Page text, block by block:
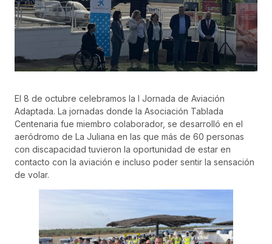
El 8 de octubre celebramos la I Jornada de Aviación
Adaptada. La jornadas donde la Asociación Tablada
Centenaria fue miembro colaborador, se desarrolló en el
aeródromo de La Juliana en las que más de 60 personas
con discapacidad tuvieron la oportunidad de estar en
contacto con la aviación e incluso poder sentir la sensación
de volar.